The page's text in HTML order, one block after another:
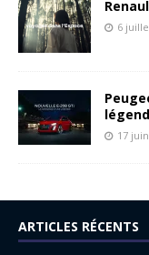
6
17
ARTICLES RÉCENTS